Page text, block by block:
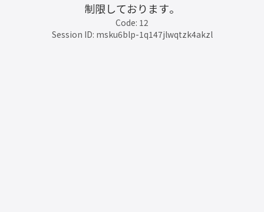
制限しております。
Code: 12
Session ID: msku6blp-1q147jlwqtzk4akzl